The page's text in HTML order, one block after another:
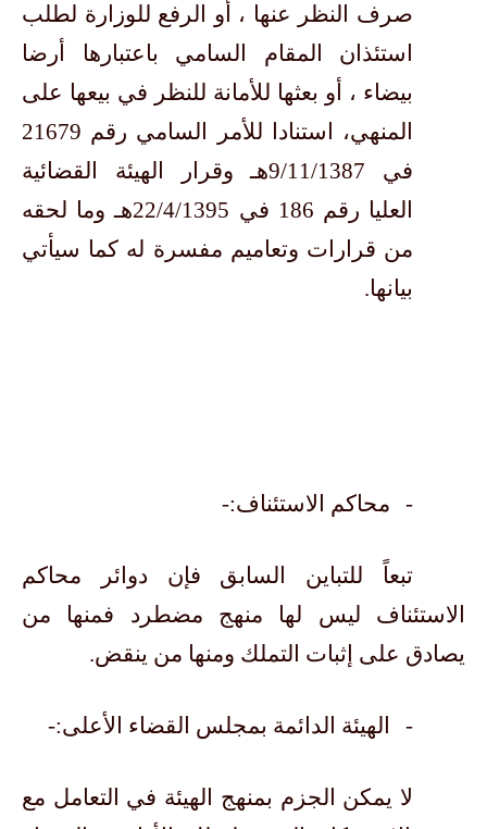
صرف النظر عنها ، أو الرفع للوزارة لطلب
استئذان المقام السامي باعتبارها أرضا
بيضاء ، أو بعثها للأمانة للنظر في بيعها على
المنهي، استنادا للأمر السامي رقم 21679
في 9/11/1387هـ وقرار الهيئة القضائية
العليا رقم 186 في 22/4/1395هـ وما لحقه
من قرارات وتعاميم مفسرة له كما سيأتي
بيانها.
- محاكم الاستئناف:-
تبعاً للتباين السابق فإن دوائر محاكم
الاستئناف ليس لها منهج مضطرد فمنها من
يصادق على إثبات التملك ومنها من ينقض.
- الهيئة الدائمة بمجلس القضاء الأعلى:-
لا يمكن الجزم بمنهج الهيئة في التعامل مع